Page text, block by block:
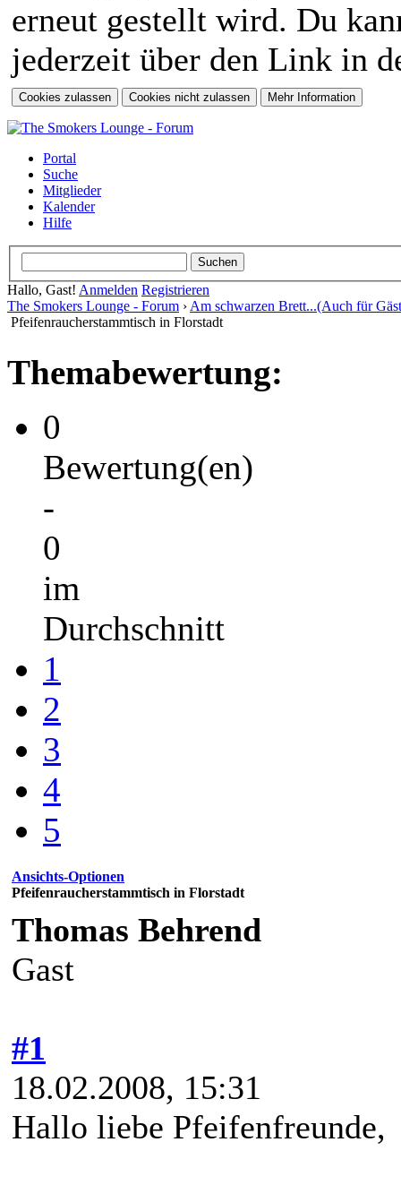
erneut gestellt wird. Du
jederzeit über den Link in
Portal
Suche
Mitglieder
Kalender
Hilfe
Hallo, Gast! Anmelden Registrieren
The Smokers Lounge - Forum › Am schwarzen Brett...(Auch für
Pfeifenraucherstammtisch in Florstadt
Themabewertung:
0
Bewertung(en)
-
0
im
Durchschnitt
1
2
3
4
5
Ansichts-Optionen
Pfeifenraucherstammtisch in Florstadt
Thomas Behrend
Gast
#1
18.02.2008, 15:31
Hallo liebe Pfeifenfreunde,